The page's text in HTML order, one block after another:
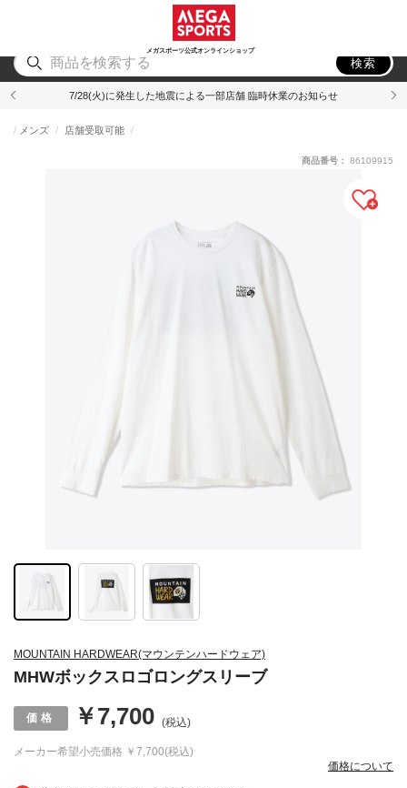
メガスポーツ公式オンラインショップ
アウトドア
検索
7/28(火)に発生した地震による一部店舗 臨時休業のお知らせ
MOUNTAIN HARDWEAR(マウンテンハードウェア)
MHWボックスロゴロングスリーブ
メンズ 店舗受取可能
メーカー希望小売価格 ￥7,700(税込)
￥7,700 (税込)
価格について
商品番号： 86109915